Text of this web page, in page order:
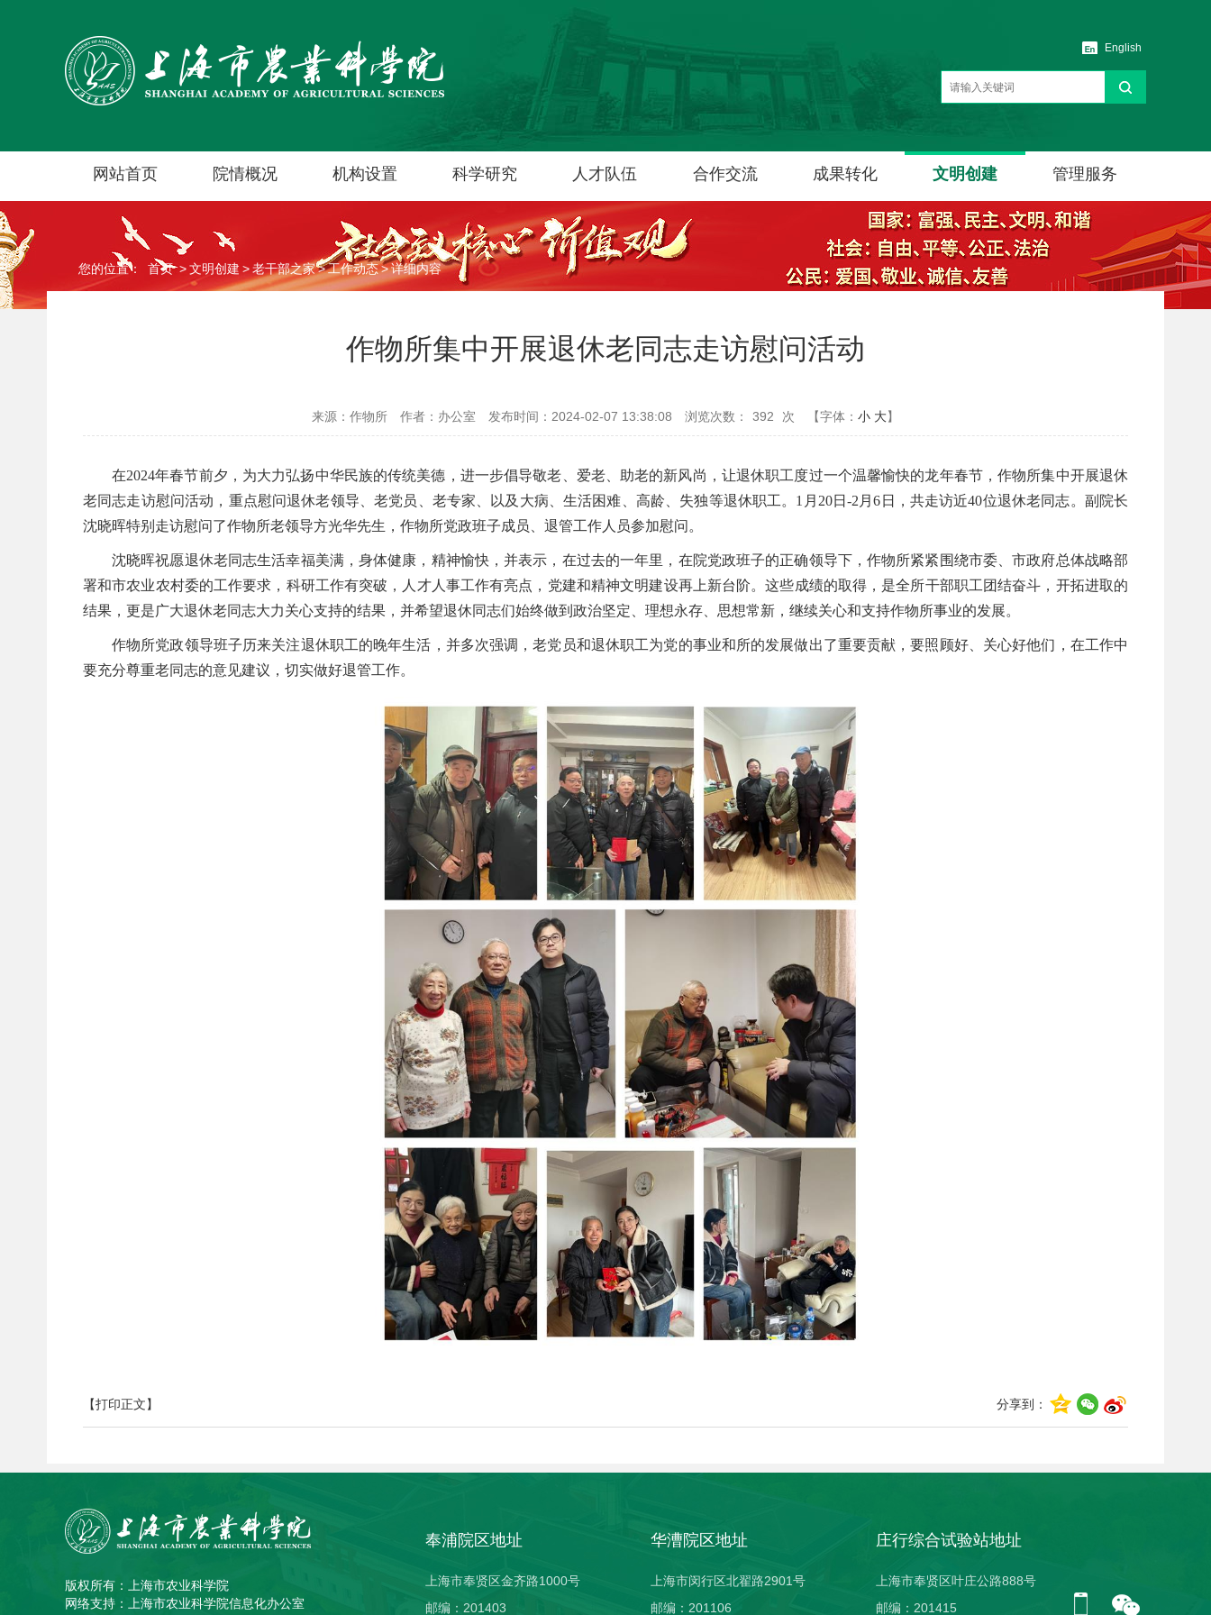
English
网站首页 院情概况 机构设置 科学研究 人才队伍 合作交流 成果转化 文明创建 管理服务
您的位置： 首页>文明创建 >老干部之家>工作动态>详细内容
作物所集中开展退休老同志走访慰问活动
来源：作物所 作者：办公室 发布时间：2024-02-07 13:38:08 浏览次数： 392 次 【字体： 小 大】
在2024年春节前夕，为大力弘扬中华民族的传统美德，进一步倡导敬老、爱老、助老的新风尚，让退休职工度过一个温馨愉快的龙年春节，作物所集中开展退休
老同志走访慰问活动，重点慰问退休老领导、老党员、老专家、以及大病、生活困难、高龄、失独等退休职工。1月20日-2月6日，共走访近40位退休老同志。副院长
沈晓晖特别走访慰问了作物所老领导方光华先生，作物所党政班子成员、退管工作人员参加慰问。
沈晓晖祝愿退休老同志生活幸福美满，身体健康，精神愉快，并表示，在过去的一年里，在院党政班子的正确领导下，作物所紧紧围绕市委、市政府总体战略部
署和市农业农村委的工作要求，科研工作有突破，人才人事工作有亮点，党建和精神文明建设再上新台阶。这些成绩的取得，是全所干部职工团结奋斗，开拓进取的
结果，更是广大退休老同志大力关心支持的结果，并希望退休同志们始终做到政治坚定、理想永存、思想常新，继续关心和支持作物所事业的发展。
作物所党政领导班子历来关注退休职工的晚年生活，并多次强调，老党员和退休职工为党的事业和所的发展做出了重要贡献，要照顾好、关心好他们，在工作中
要充分尊重老同志的意见建议，切实做好退管工作。
分享到：
【打印正文】
版权所有：上海市农业科学院
网络支持：上海市农业科学院信息化办公室
奉浦院区地址
上海市奉贤区金齐路1000号
邮编：201403
华漕院区地址
上海市闵行区北翟路2901号
邮编：201106
庄行综合试验站地址
上海市奉贤区叶庄公路888号
邮编：201415